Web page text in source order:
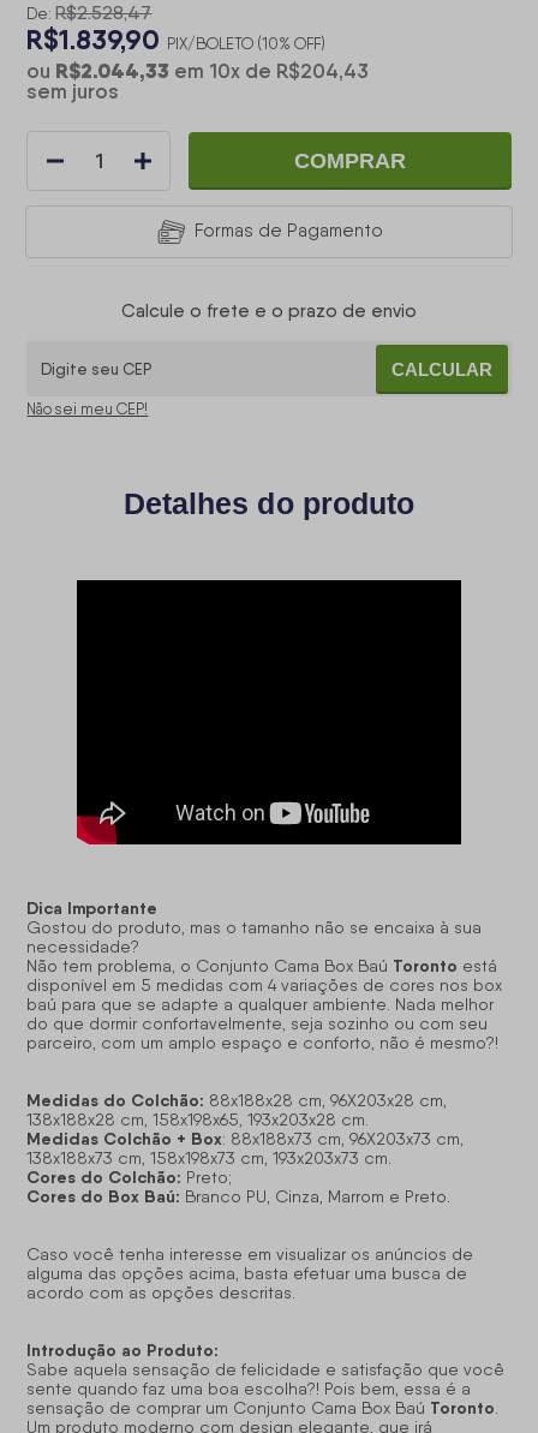
De: R$2.528,47
R$1.839,90 PIX/BOLETO (10% OFF)
ou R$2.044,33 em 10x de R$204,43
sem juros
COMPRAR
Formas de Pagamento
Calcule o frete e o prazo de envio
CALCULAR
Não sei meu CEP!
Detalhes do produto
Dica Importante
Gostou do produto, mas o tamanho não se encaixa à sua
necessidade?
Não tem problema, o Conjunto Cama Box Baú Toronto está
disponível em 5 medidas com 4 variações de cores nos box
baú para que se adapte a qualquer ambiente. Nada melhor
do que dormir confortavelmente, seja sozinho ou com seu
parceiro, com um amplo espaço e conforto, não é mesmo?!
Medidas do Colchão: 88x188x28 cm, 96X203x28 cm,
138x188x28 cm, 158x198x65, 193x203x28 cm.
Medidas Colchão + Box: 88x188x73 cm, 96X203x73 cm,
138x188x73 cm, 158x198x73 cm, 193x203x73 cm.
Cores do Colchão: Preto;
Cores do Box Baú: Branco PU, Cinza, Marrom e Preto.
Caso você tenha interesse em visualizar os anúncios de
alguma das opções acima, basta efetuar uma busca de
acordo com as opções descritas.
Introdução ao Produto:
Sabe aquela sensação de felicidade e satisfação que você
sente quando faz uma boa escolha?! Pois bem, essa é a
sensação de comprar um Conjunto Cama Box Baú Toronto
Um produto moderno com design elegante, que irá